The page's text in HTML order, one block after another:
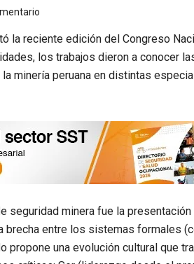
la reciente edición del Congreso
los trabajos dieron a conocer
minería peruana en distintas
seguridad minera fue la
brecha entre los sistemas formales
propone una evolución cultural que